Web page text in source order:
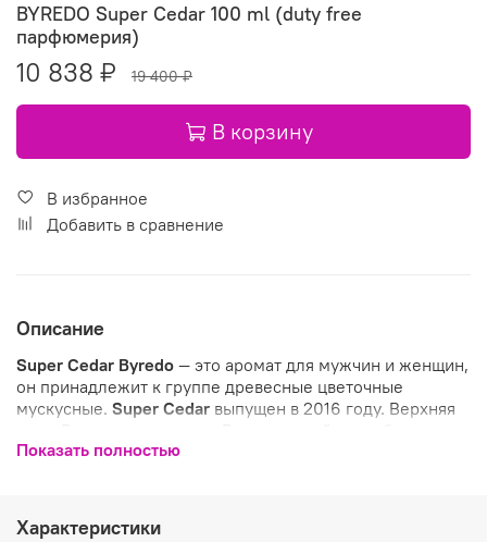
BYREDO Super Cedar 100 ml (duty free
парфюмерия)
10 838 ₽ 19 400 ₽
В корзину
В избранное
Добавить в сравнение
Описание
Super Cedar Byredo — это аромат для мужчин и женщин,
он принадлежит к группе древесные цветочные
мускусные. Super Cedar выпущен в 2016 году. Верхняя
ноты: Ветивер и Мускус.
Показать полностью
Характеристики